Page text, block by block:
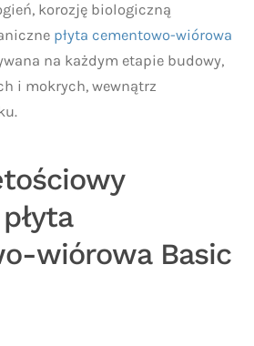
korozję biologiczną
płyta cementowo-wiórowa
na każdym etapie budowy,
i mokrych, wewnątrz
wiórowa Basic